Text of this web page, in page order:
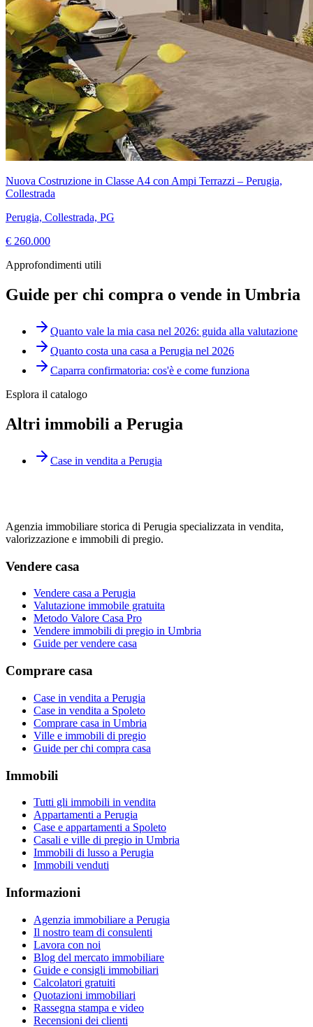
Nuova Costruzione in Classe A4 con Ampi Terrazzi – Perugia,
Collestrada
Perugia, Collestrada, PG
€ 260.000
Approfondimenti utili
Guide per chi compra o vende in Umbria
Quanto vale la mia casa nel 2026: guida alla valutazione
Quanto costa una casa a Perugia nel 2026
Caparra confirmatoria: cos'è e come funziona
Esplora il catalogo
Altri immobili a Perugia
Case in vendita a Perugia
Agenzia immobiliare storica di Perugia specializzata in vendita,
valorizzazione e immobili di pregio.
Vendere casa
Vendere casa a Perugia
Valutazione immobile gratuita
Metodo Valore Casa Pro
Vendere immobili di pregio in Umbria
Guide per vendere casa
Comprare casa
Case in vendita a Perugia
Case in vendita a Spoleto
Comprare casa in Umbria
Ville e immobili di pregio
Guide per chi compra casa
Immobili
Tutti gli immobili in vendita
Appartamenti a Perugia
Case e appartamenti a Spoleto
Casali e ville di pregio in Umbria
Immobili di lusso a Perugia
Immobili venduti
Informazioni
Agenzia immobiliare a Perugia
Il nostro team di consulenti
Lavora con noi
Blog del mercato immobiliare
Guide e consigli immobiliari
Calcolatori gratuiti
Quotazioni immobiliari
Rassegna stampa e video
Recensioni dei clienti